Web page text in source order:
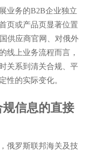
业务的B2B企业独立
页或产品页显著位置
供应商官网、对俄外
线上业务流程而言，
关系到清关合规、平
性的实际变化。
信息的直接
俄罗斯联邦海关及技